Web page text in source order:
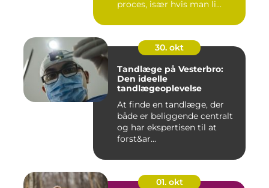
proces, især hvis man li...
30. okt
Tandlæge på Vesterbro:
Den ideelle
tandlægeoplevelse
At finde en tandlæge, der
både er beliggende centralt
og har ekspertisen til at
forst&ar...
01. okt